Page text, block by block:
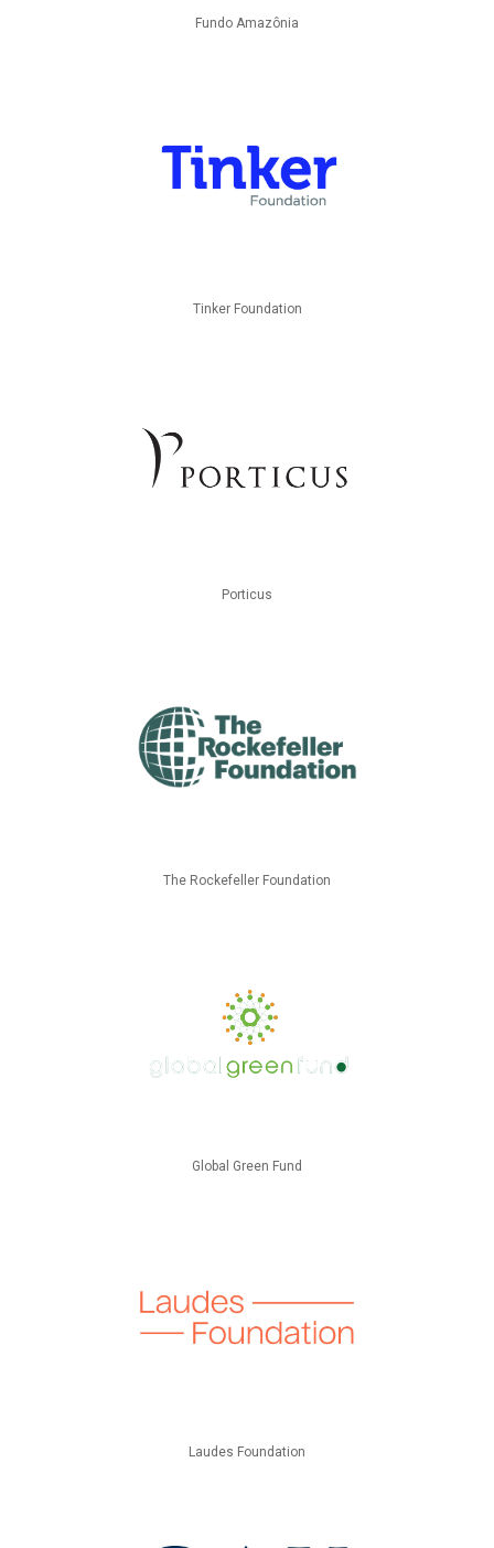
Fundo Amazônia
Tinker Foundation
Porticus
The Rockefeller Foundation
Global Green Fund
Laudes Foundation